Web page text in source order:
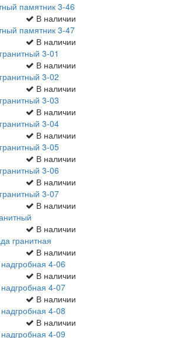
памятник 3-46
В наличии
памятник 3-47
В наличии
3-01
В наличии
3-02
В наличии
3-03
В наличии
3-04
В наличии
3-05
В наличии
3-06
В наличии
3-07
В наличии
В наличии
гранитная
В наличии
4-06
В наличии
4-07
В наличии
4-08
В наличии
4-09